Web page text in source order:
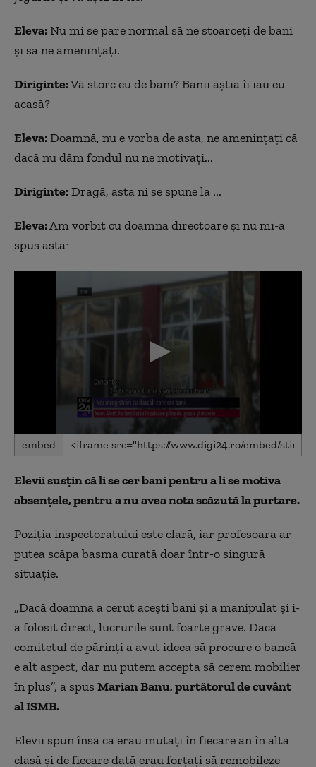
Eleva:Nu mi se pare normal să ne stoarceți de bani
și să ne amenințați.
Diriginte:Vă storc eu de bani? Banii ăştia îi iau eu
acasă?
Eleva:Doamnă, nu e vorba de asta, ne ameninţaţi că
dacă nu dăm fondul nu ne motivaţi...
Diriginte:Dragă, asta ni se spune la ...
Eleva:Am vorbit cu doamna directoare şi nu mi-a
spus asta”
0
seconds
minutes,
seconds
embed
Elevii susțin că li se cer bani pentru a li se motiva
absențele, pentru a nu avea nota scăzută la purtare.
Poziţia inspectoratului este clară, iar profesoara ar
putea scăpa basma curată doar într-o singură
situaţie.
„Dacă doamna a cerut aceşti bani şi a manipulat şi i-
a folosit direct, lucrurile sunt foarte grave. Dacă
comitetul de părinţi a avut ideea să procure o bancă
e alt aspect, dar nu putem accepta să cerem mobilier
în plus”, a spus Marian Banu, purtătorul de cuvânt
al ISMB.
Elevii spun însă că erau mutaţi în fiecare an în altă
clasă şi de fiecare dată erau forţaţi să remobileze